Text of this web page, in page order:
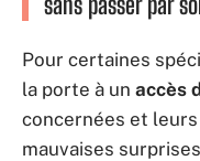
Pour certaines
la porte à un accès
concernées et
mauvaises